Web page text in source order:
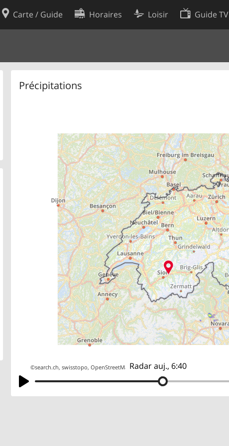
Carte / Guide Horaires Loisir Guide TV
Précipitations
Radar auj., 6:40
©search.ch,swisstopo,OpenStreetMap,others
Préférences de cookies